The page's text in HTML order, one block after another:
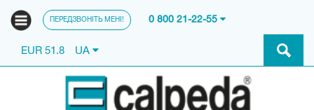
ПЕРЕДЗВОНІТЬ МЕНІ! 0 800 21-22-55
EUR 51.8 UA